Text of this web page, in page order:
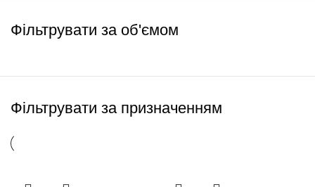
Фільтрувати за об'ємом
Фільтрувати за призначенням